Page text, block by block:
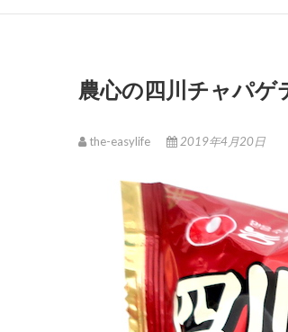
農心の四川チャパゲ
the-easylife 2019年4月20日